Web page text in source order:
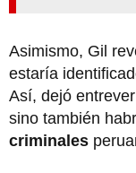
Asimismo, Gil
estaría
Así, dejó
sino también
criminales